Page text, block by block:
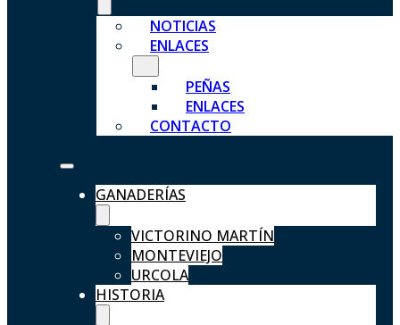
NOTICIAS
ENLACES
PEÑAS
ENLACES
CONTACTO
GANADERÍAS
VICTORINO MARTÍN
MONTEVIEJO
URCOLA
HISTORIA